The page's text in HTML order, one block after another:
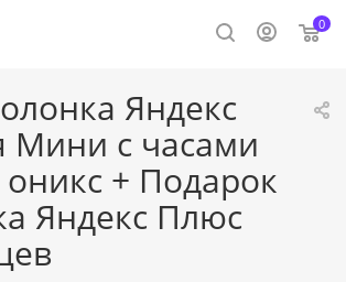
0
Яндекс
Мини с часами
+ Подарок
Яндекс Плюс